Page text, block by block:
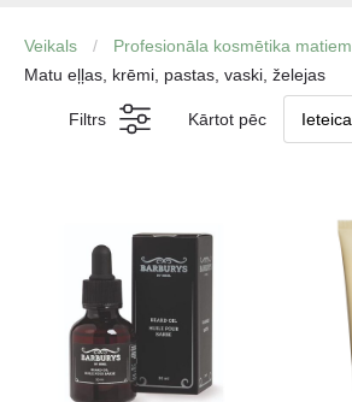
Veikals
Profesionāla kosmētika matiem
Matu eļļas, krēmi, pastas, vaski, želejas
Filtrs Kārtot pēc